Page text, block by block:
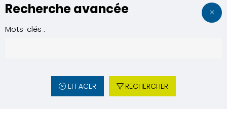
Recherche avancée
Mots-clés :
EFFACER RECHERCHER